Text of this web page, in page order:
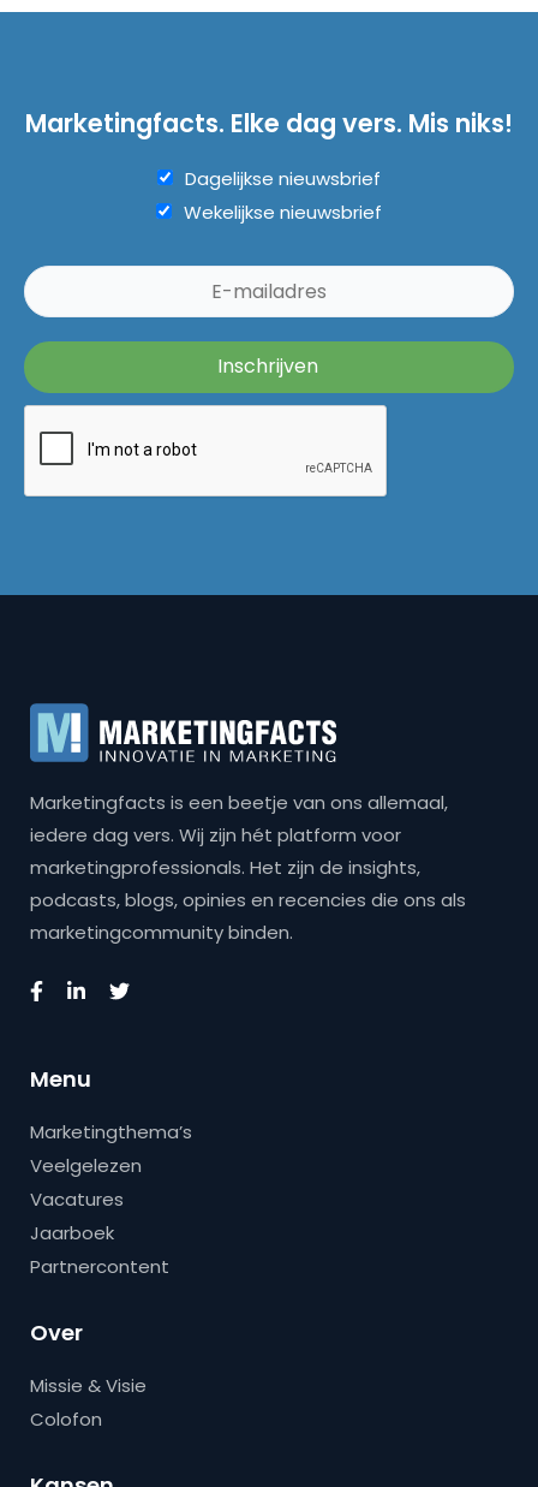
Marketingfacts. Elke dag vers. Mis niks!
Dagelijkse nieuwsbrief
Wekelijkse nieuwsbrief
Marketingfacts is een beetje van ons allemaal,
iedere dag vers. Wij zijn hét platform voor
marketingprofessionals. Het zijn de insights,
podcasts, blogs, opinies en recencies die ons als
marketingcommunity binden.
Menu
Marketingthema’s
Veelgelezen
Vacatures
Jaarboek
Partnercontent
Over
Missie & Visie
Colofon